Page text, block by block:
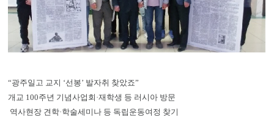
“광주일고 교지 ‘선봉’ 발자취 찾았죠”
개교 100주년 기념사업회·재학생 등 러시아 방문
역사현장 견학·학술세미나 등 독립운동여정 찾기